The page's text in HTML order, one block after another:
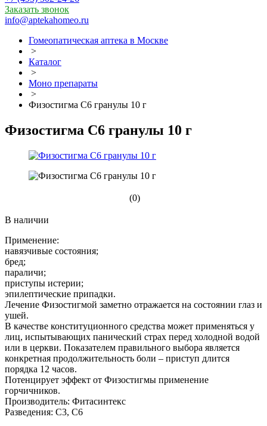
Заказать звонок
info@aptekahomeo.ru
Гомеопатическая аптека в Москве
>
Каталог
>
Моно препараты
>
Физостигма С6 гранулы 10 г
Физостигма С6 гранулы 10 г
(0)
В наличии
Применение:
навязчивые состояния;
бред;
параличи;
приступы истерии;
эпилептические припадки.
Лечение Физостигмой заметно отражается на состоянии глаз и
ушей.
В качестве конституционного средства может применяться у
лиц, испытывающих панический страх перед холодной водой
или в церкви. Показателем правильного выбора является
конкретная продолжительность боли – приступ длится
порядка 12 часов.
Потенцирует эффект от Физостигмы применение
горчичников.
Производитель: Фитасинтекс
Разведения: С3, С6